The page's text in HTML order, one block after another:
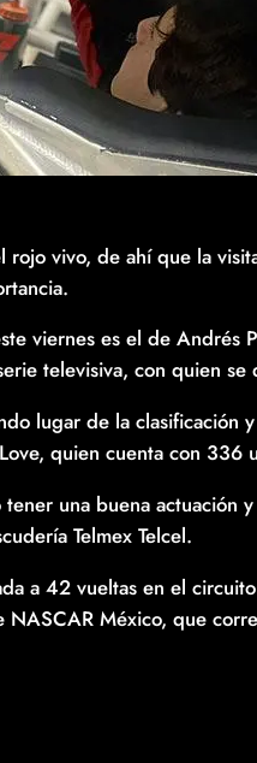
vivo, de ahí que la
viernes es el de Andrés
televisiva, con quien
lugar de la clasificación
quien cuenta con 336
una buena actuación
Telmex Telcel.
a 42 vueltas en el
México, que